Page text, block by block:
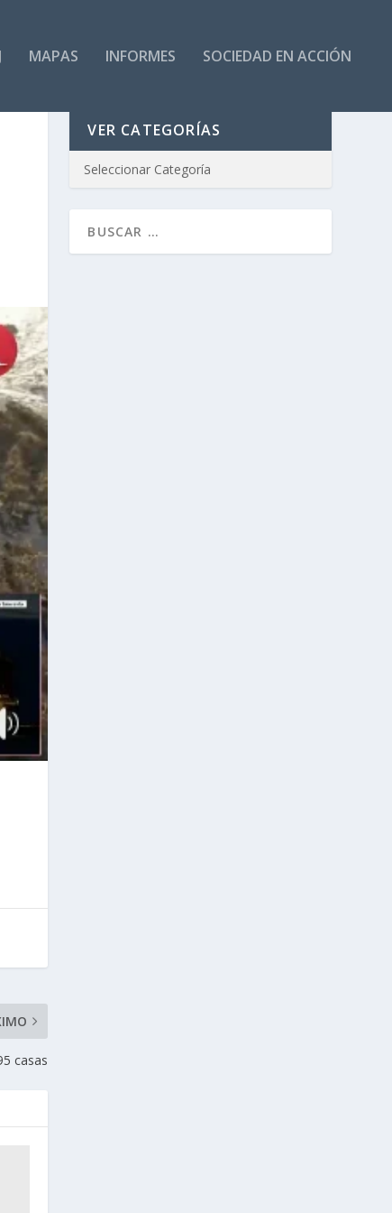
MAPAS INFORMES SOCIEDAD EN ACCIÓN
casas
VER CATEGORÍAS